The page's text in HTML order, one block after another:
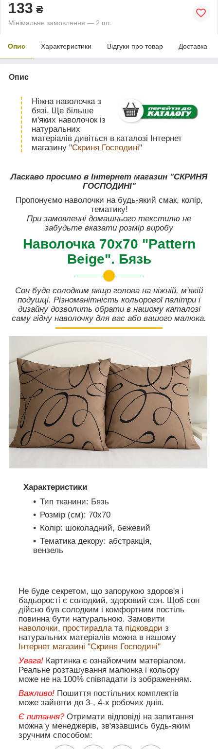
133 ₴
Мінімальне замовлення — 2 шт.
Опис Характеристики Відгуки про товар Доставка
Опис
Ніжна наволочка з
бязі. Ще більше
м'яких наволочок із
натуральних
матеріалів дивіться в каталозі Інтернет
магазину "Скриня Господині"
Ласкаво просимо в Інтернет магазин "СКРИНЯ
ГОСПОДИНІ"
Пропонуємо наволочки на будь-який смак, колір,
тематику!
При замовленні домашнього текстилю не
забудьте вказати розмір виробу
Наволочка 70х70 "Pattern
Beige". Бязь
Сон буде солодким якщо голова на ніжній, м'якій
подушці. Різноманітність кольорової палітри і
дизайну дозволить обрати в нашому каталозі
саму гідну наволочку для вас або вашого малюка.
Характеристики
Тип тканини: Бязь
Розмір (см): 70х70
Колір: шоколадний, бежевий
Тематика декору: абстракція,
вензель
Не буде секретом, що запорукою здоров'я і
бадьорості є солодкий, здоровий сон. Щоб сон
дійсно був солодким і комфортним постіль
повинна бути натуральною. Замовити
наволочки, простирадлата підковдри з
натуральних матеріалів можна в нашому
Інтернет магазині "Скриня Господині"
Увага! Картинка є ознайомчим матеріалом.
Реальне розташування малюнка і кольору
може не на 100% співпадати із зображенням.
Важливо! Пошиття постільних комплектів
може зайняти до 3-, 4-х робочих днів.
Є питання? Отримати відповіді на запитання
можна у менеджерів, зв'язавшись будь-яким
зручним способом: